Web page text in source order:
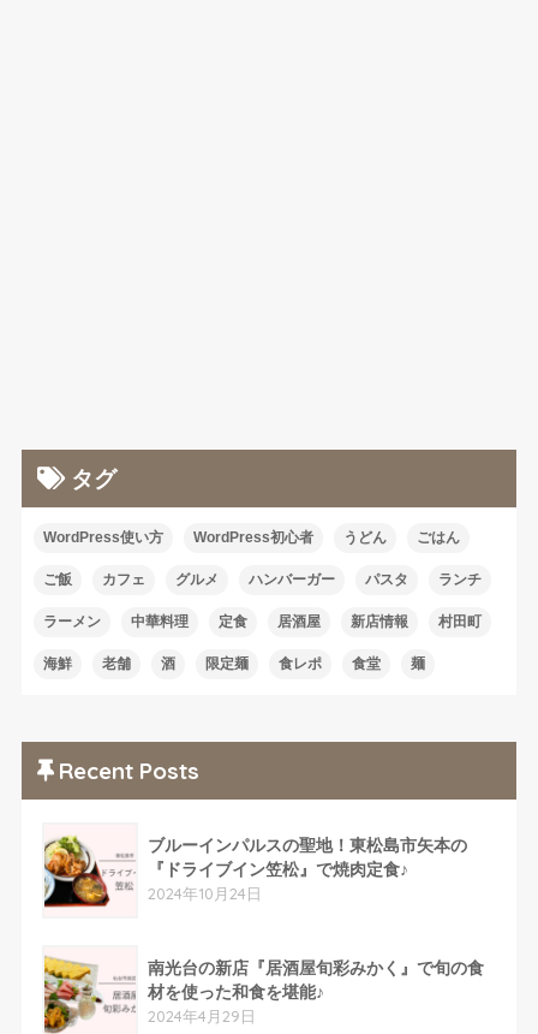
タグ
WordPress使い方 WordPress初心者 うどん ごはん
ご飯 カフェ グルメ ハンバーガー パスタ ランチ
ラーメン 中華料理 定食 居酒屋 新店情報 村田町
海鮮 老舗 酒 限定麺 食レポ 食堂 麺
Recent Posts
ブルーインパルスの聖地！東松島市矢本の
『ドライブイン笠松』で焼肉定食♪
2024年10月24日
南光台の新店『居酒屋旬彩みかく』で旬の食
材を使った和食を堪能♪
2024年4月29日